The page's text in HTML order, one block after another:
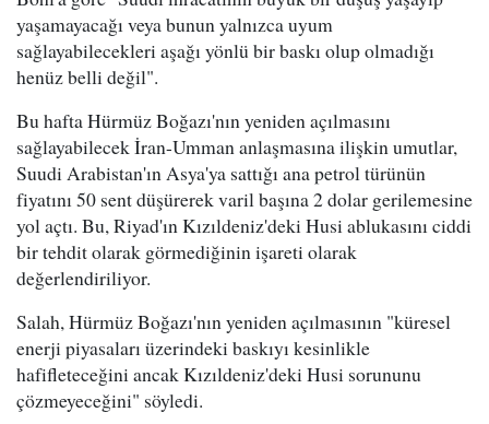
yaşamayacağı veya bunun yalnızca uyum
sağlayabilecekleri aşağı yönlü bir baskı olup olmadığı
henüz belli değil".
Bu hafta Hürmüz Boğazı'nın yeniden açılmasını
sağlayabilecek İran-Umman anlaşmasına ilişkin umutlar,
Suudi Arabistan'ın Asya'ya sattığı ana petrol türünün
fiyatını 50 sent düşürerek varil başına 2 dolar gerilemesine
yol açtı. Bu, Riyad'ın Kızıldeniz'deki Husi ablukasını ciddi
bir tehdit olarak görmediğinin işareti olarak
değerlendiriliyor.
Salah, Hürmüz Boğazı'nın yeniden açılmasının "küresel
enerji piyasaları üzerindeki baskıyı kesinlikle
hafifleteceğini ancak Kızıldeniz'deki Husi sorununu
çözmeyeceğini" söyledi.